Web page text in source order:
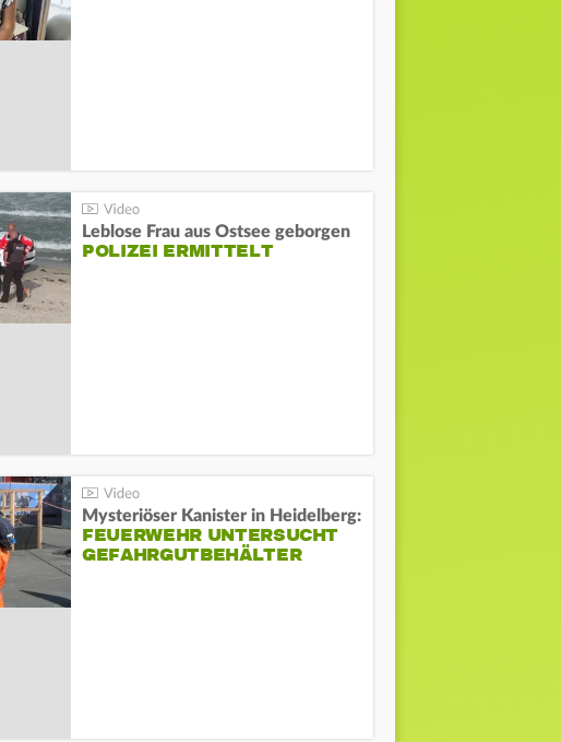
Leblose Frau aus Ostsee geborgen
POLIZEI ERMITTELT
Mysteriöser Kanister in Heidelberg:
FEUERWEHR UNTERSUCHT
GEFAHRGUTBEHÄLTER